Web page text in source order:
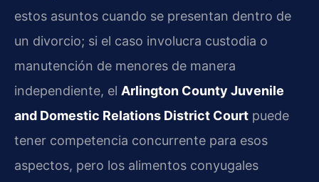
estos asuntos cuando se presentan dentro de
un divorcio; si el caso involucra custodia o
manutención de menores de manera
independiente, el Arlington County Juvenile
and Domestic Relations District Court puede
tener competencia concurrente para esos
aspectos, pero los alimentos conyugales